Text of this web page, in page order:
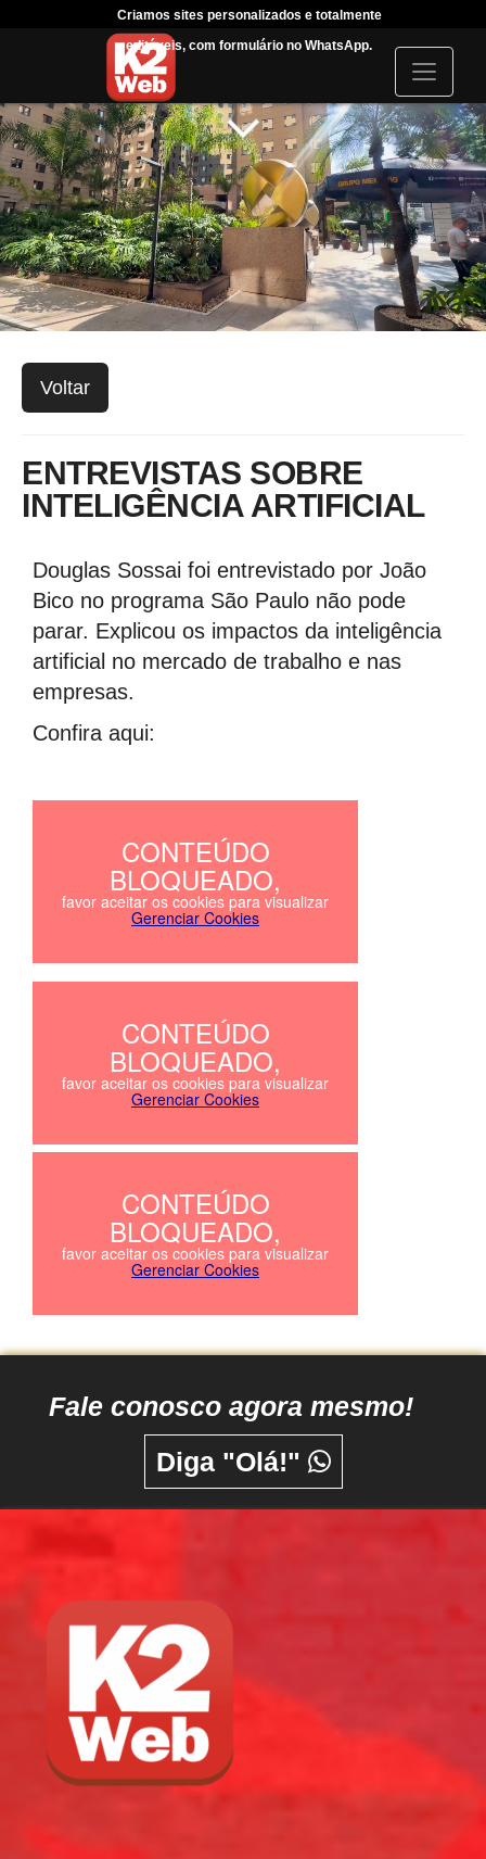
Criamos sites personalizados e totalmente
editáveis, com formulário no WhatsApp.
I
c
o
n
Voltar
ENTREVISTAS SOBRE
INTELIGÊNCIA ARTIFICIAL
Douglas Sossai foi entrevistado por João
Bico no programa São Paulo não pode
parar. Explicou os impactos da inteligência
artificial no mercado de trabalho e nas
empresas.
Confira aqui:
Fale conosco agora mesmo!
Diga "Olá!"